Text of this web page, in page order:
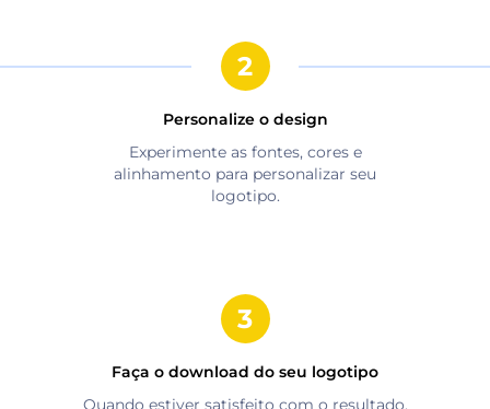
Personalize o design
Experimente as fontes, cores e
alinhamento para personalizar seu
logotipo.
Faça o download do seu logotipo
Quando estiver satisfeito com o resultado,